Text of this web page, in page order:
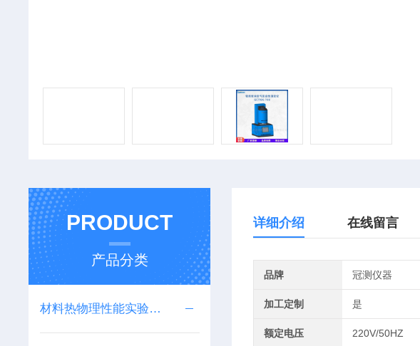
PRODUCT
产品分类
材料热物理性能实验设备
详细介绍 在线留言
品牌 冠测仪器
加工定制 是
额定电压 220V/50HZ